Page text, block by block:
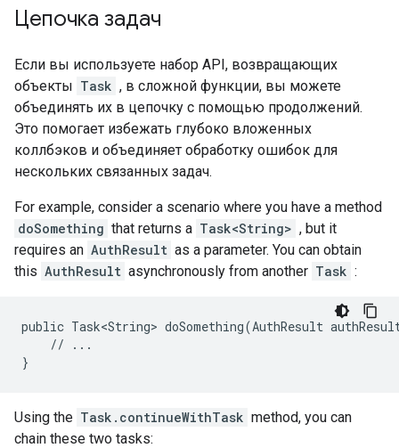
Цепочка задач
Если вы используете набор API, возвращающих
объекты Task , в сложной функции, вы можете
объединять их в цепочку с помощью продолжений.
Это помогает избежать глубоко вложенных
коллбэков и объединяет обработку ошибок для
нескольких связанных задач.
For example, consider a scenario where you have a method
doSomething that returns a Task<String> , but it
requires an AuthResult as a parameter. You can obtain
this AuthResult asynchronously from another Task :
public Task<String> doSomething(AuthResult
    // ...
}
Using the Task.continueWithTask method, you can
chain these two tasks: